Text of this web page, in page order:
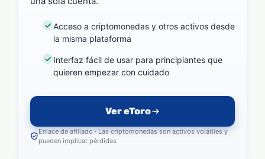
Acceso a criptomonedas y otros activos desde
la misma plataforma
Interfaz fácil de usar para principiantes que
quieren empezar con cuidado
Ver eToro
Enlace de afiliado · Las criptomonedas son activos volátiles y
pueden implicar pérdidas